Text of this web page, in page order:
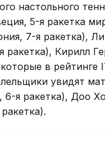
настольного
5-я ракетка
7-я ракетка),
ракетка), Кирилл
в
увидят
я ракетка), Доо